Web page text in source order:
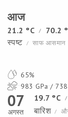
आज
21.2 °C /
70.2
स्पष्ट
/ साफ आसमान
65%
983 GPa / 738
07
अगस्त
19.7 °C /
बारिश
/